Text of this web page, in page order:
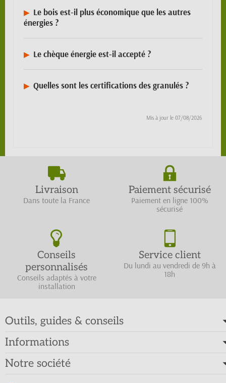
Le bois est-il plus économique que les autres
énergies ?
Le chèque énergie est-il accepté ?
Quelles sont les certifications des granulés ?
Mis à jour le 07/08/2026
Livraison
Dans toute la France
Paiement sécurisé
Paiement en ligne 100%
sécurisé
Conseils
personnalisés
Conseils adaptés à votre
installation
Service client
Du lundi au vendredi de 9h à
18h
Outils, guides & conseils
Informations
Notre société